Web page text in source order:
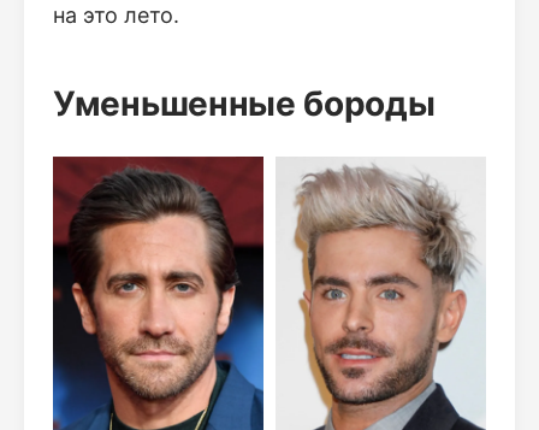
на это лето.
Уменьшенные бороды